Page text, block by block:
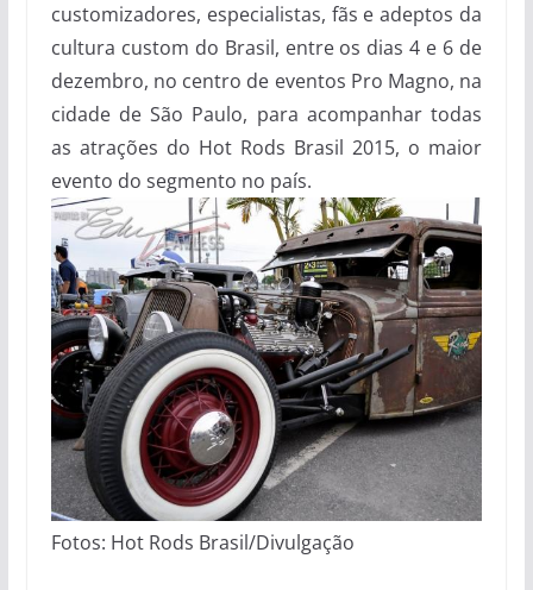
customizadores, especialistas, fãs e adeptos da
cultura custom do Brasil, entre os dias 4 e 6 de
dezembro, no centro de eventos Pro Magno, na
cidade de São Paulo, para acompanhar todas
as atrações do Hot Rods Brasil 2015, o maior
evento do segmento no país.
Fotos: Hot Rods Brasil/Divulgação